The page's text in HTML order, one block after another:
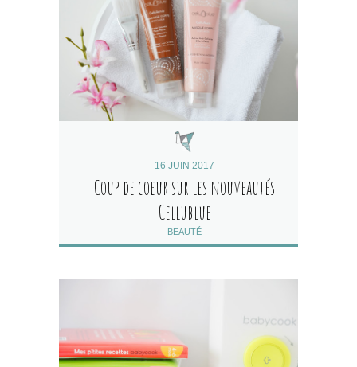
16 JUIN 2017
Coup de coeur sur les nouveautés
Cellublue
BEAUTÉ